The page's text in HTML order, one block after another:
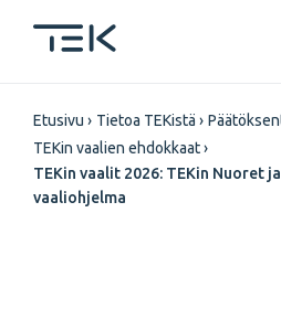
pääsisältöön
Etusivu Tietoa TEKistä
TEKin vaalien ehdokkaat
TEKin vaalit 2026: TEKin Nuoret
vaaliohjelma